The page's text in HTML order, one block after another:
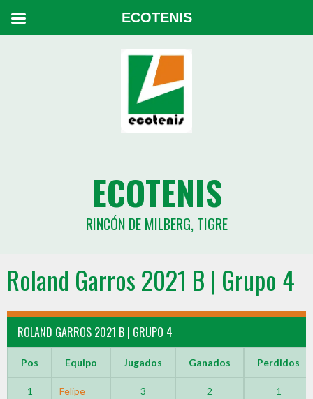
ECOTENIS
RINCÓN DE MILBERG, TIGRE
Roland Garros 2021 B | Grupo 4
ROLAND GARROS 2021 B | GRUPO 4
Pos Equipo Jugados Ganados Perdidos
1
Felipe
3 2 1
ECOTENIS